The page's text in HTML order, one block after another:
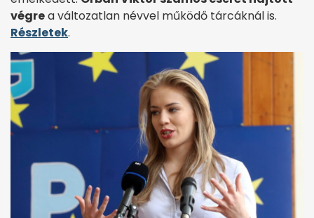
végrea változatlan névvel működő tárcáknál is.
Részletek.